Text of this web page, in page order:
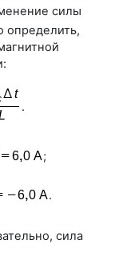
силы
определить,
.
;
.
сила